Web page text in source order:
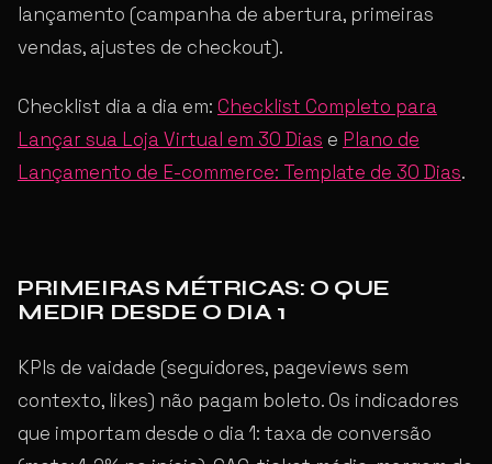
lançamento (campanha de abertura, primeiras
vendas, ajustes de checkout).
Checklist dia a dia em: Checklist Completo para
Lançar sua Loja Virtual em 30 Dias e Plano de
Lançamento de E-commerce: Template de 30 Dias.
PRIMEIRAS MÉTRICAS: O QUE
MEDIR DESDE O DIA 1
KPIs de vaidade (seguidores, pageviews sem
contexto, likes) não pagam boleto. Os indicadores
que importam desde o dia 1: taxa de conversão